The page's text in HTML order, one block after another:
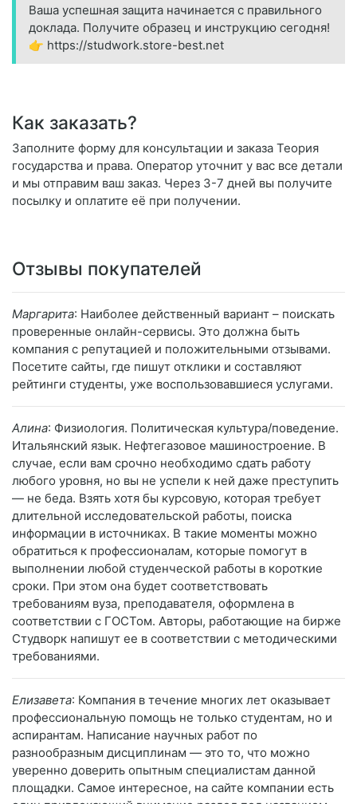
Ваша успешная защита начинается с правильного
доклада. Получите образец и инструкцию сегодня!
👉 https://studwork.store-best.net
Как заказать?
Заполните форму для консультации и заказа Теория
государства и права. Оператор уточнит у вас все детали
и мы отправим ваш заказ. Через 3-7 дней вы получите
посылку и оплатите её при получении.
Отзывы покупателей
Маргарита: Наиболее действенный вариант – поискать
проверенные онлайн-сервисы. Это должна быть
компания с репутацией и положительными отзывами.
Посетите сайты, где пишут отклики и составляют
рейтинги студенты, уже воспользовавшиеся услугами.
Алина: Физиология. Политическая культура/поведение.
Итальянский язык. Нефтегазовое машиностроение. В
случае, если вам срочно необходимо сдать работу
любого уровня, но вы не успели к ней даже преступить
— не беда. Взять хотя бы курсовую, которая требует
длительной исследовательской работы, поиска
информации в источниках. В такие моменты можно
обратиться к профессионалам, которые помогут в
выполнении любой студенческой работы в короткие
сроки. При этом она будет соответствовать
требованиям вуза, преподавателя, оформлена в
соответствии с ГОСТом. Авторы, работающие на бирже
Студворк напишут ее в соответствии с методическими
требованиями.
Елизавета: Компания в течение многих лет оказывает
профессиональную помощь не только студентам, но и
аспирантам. Написание научных работ по
разнообразным дисциплинам — это то, что можно
уверенно доверить опытным специалистам данной
площадки. Самое интересное, на сайте компании есть